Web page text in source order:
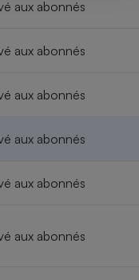
aux abonnés
aux abonnés
aux abonnés
aux abonnés
aux abonnés
aux abonnés